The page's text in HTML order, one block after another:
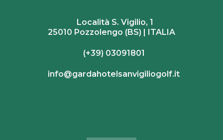
Località S. Vigilio, 1
25010 Pozzolengo (BS) | ITALIA
(+39) 03091801
info@gardahotelsanvigiliogolf.it